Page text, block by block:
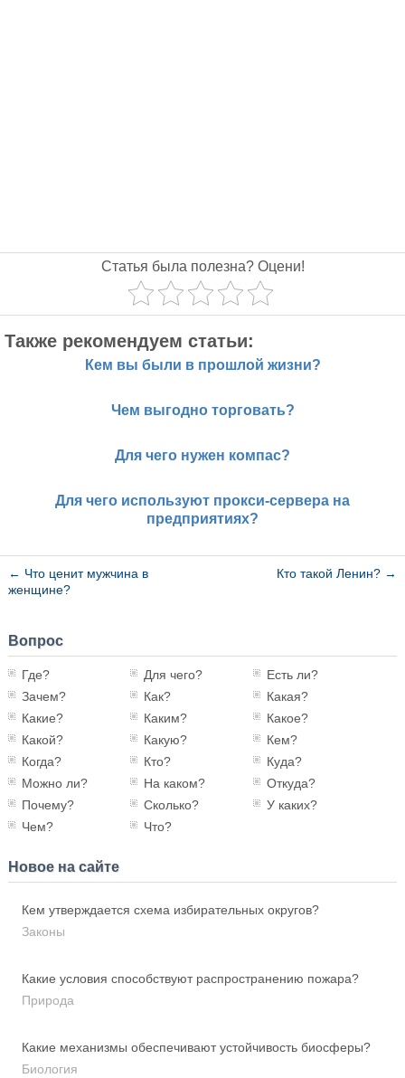
Статья была полезна? Оцени!
Также рекомендуем статьи:
Кем вы были в прошлой жизни?
Чем выгодно торговать?
Для чего нужен компас?
Для чего используют прокси-сервера на
предприятиях?
← Что ценит мужчина в
женщине?
Кто такой Ленин? →
Вопрос
Где? Для чего?
Есть ли?
Зачем?
Как?
Какая?
Какие?
Каким?
Какое?
Какой?
Какую?
Кем?
Когда?
Кто?
Куда?
Можно ли?
На каком?
Откуда?
Почему?
Сколько?
У каких?
Чем?
Что?
Новое на сайте
Кем утверждается схема избирательных округов?
Законы
Какие условия способствуют распространению пожара?
Природа
Какие механизмы обеспечивают устойчивость биосферы?
Биология